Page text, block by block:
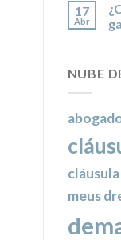
17
Abr
NUBE
meus